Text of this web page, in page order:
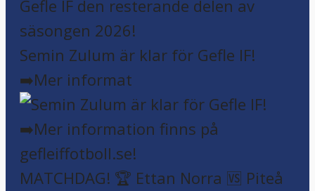
Semin Zulum är klar för Gefle IF!
➡️Mer informat
MATCHDAG! 🏆 Ettan Norra 🆚 Piteå